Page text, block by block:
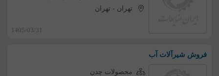
تهران - تهران
1405/03/31
فروش شیرآلات آب
محصولات چدن